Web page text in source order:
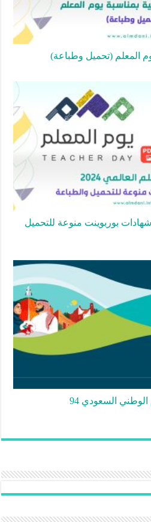
المعلم (تحميل وطباعة)
العالمي 2024 – شهادات بوربوينت منوعة للتحميل
الوطني السعودي 94